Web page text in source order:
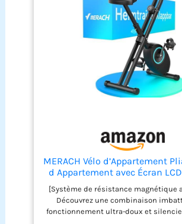
MERACH Vélo d’Appartement
d Appartement avec Écran
Fitness Magnétique à
Coussin Confortable, Gain de
l’Entraînement Cardio,
136KG
[Système de résistance magnétique
Découvrez une combinaison
fonctionnement ultra-doux et